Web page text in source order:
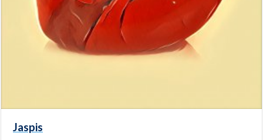
Jaspis